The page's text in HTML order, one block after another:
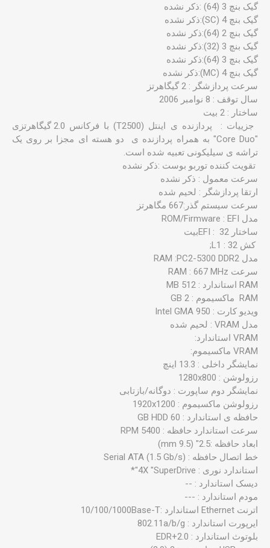
گیک بنچ 3 (64) :ذکر نشده
گیک بنچ 4 (SC):ذکر نشده
گیک بنچ 2 (64):ذکر نشده
گیک بنچ 3 (32):ذکر نشده
گیک بنچ 3 (64):ذکر نشده
گیک بنچ 4 (MC):ذکر نشده
سرعت پردازشگر : 2 گیگاهرتز
سال توقف : 8 نوامبر 2006
ساختار : 2 بیت
جزییات : پردازنده ی اینتل (T2500) با فرکانس 2.0 گیگاهرتزی
"Core Duo" به همراه پردازنده ی دو هسته ای مجزا بر روی یک
تراشه ی سیلیکونی تعبیه شده است.
تقویت کننده توربو بوست :ذکر نشده
سرعت معمول : ذکر نشده
ارتقا پردازشگر : لحیم شده
سرعت سیستم گذر:667 مگاهرتز
مدل ROM/Firmware : EFI
ساختار EFI : 32بیت
کش L1 : 32;
مدل RAM :PC2-5300 DDR2
سرعت RAM : 667 MHz
ویدیو کارت : Intel GMA 950
مدل VRAM : لحیم شده
نمایشگر داخلی : 13.3 اینچ
رزولوشن : 1280x800
نمایشگر دوم ساپورت : دوگانه/بازتابی
رزولوشن ماکسیموم : 1920x1200
حافظه ی استاندارد : 60 GB HDD
سرعت استاندارد حافظه : 5400 RPM
ابعاد حافظه :2.5" (9.5 mm)
خط اتصال حافظه : Serial ATA (1.5 Gb/s)
استاندارد نوری : 4X "SuperDrive"*
دیسک استاندارد : --
مودم استاندارد : ---
اترنت Ethernet استاندارد :10/100/1000Base-T
ایرپورت استاندارد : 802.11a/b/g
بلوتوث استاندارد : 2.0+EDR